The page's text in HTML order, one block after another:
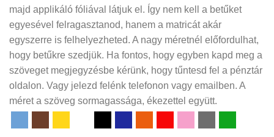
majd applikáló fóliával látjuk el. Így nem kell a betűket
egyesével felragasztanod, hanem a matricát akár
egyszerre is felhelyezheted. A nagy méretnél előfordulhat,
hogy betűkre szedjük. Ha fontos, hogy egyben kapd meg a
szöveget megjegyzésbe kérünk, hogy tűntesd fel a pénztár
oldalon. Vagy jelezd felénk telefonon vagy emailben. A
méret a szöveg sormagassága, ékezettel együtt.